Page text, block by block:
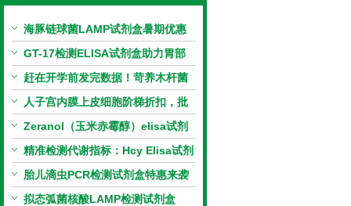
海豚链球菌LAMP试剂盒暑期优惠
GT-17检测ELISA试剂盒助力胃部
相关指标样本定量研究
赶在开学前发完数据！苛养木杆菌
PCR检测试剂盒暑假优惠开启
人子宫内膜上皮细胞阶梯折扣，批
量更划算
Zeranol（玉米赤霉醇）elisa试剂
盒特惠
精准检测代谢指标：Hcy Elisa试剂
盒的科研应用与技术特点
胎儿滴虫PCR检测试剂盒特惠来袭
拟态弧菌核酸LAMP检测试剂盒